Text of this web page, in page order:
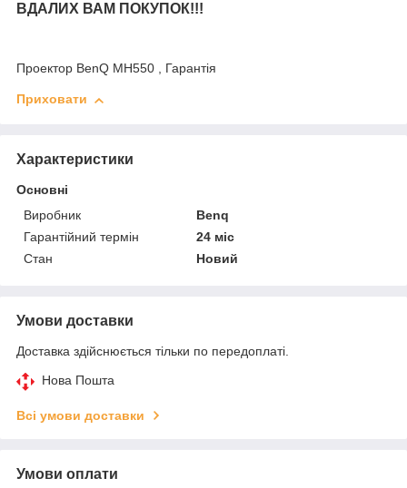
ВДАЛИХ ВАМ ПОКУПОК!!!
Проектор BenQ MH550 , Гарантія
Приховати
Характеристики
Основні
Виробник
Benq
Гарантійний термін
24 міс
Стан
Новий
Умови доставки
Доставка здійснюється тільки по передоплаті.
Нова Пошта
Всі умови доставки
Умови оплати